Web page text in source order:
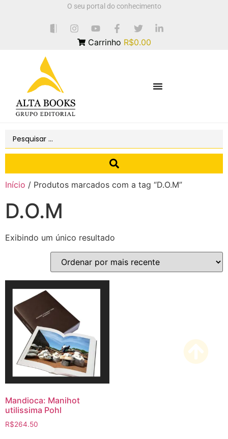
O seu portal do conhecimento
Carrinho R$0.00
Início / Produtos marcados com a tag “D.O.M”
D.O.M
Exibindo um único resultado
Mandioca: Manihot
utilissima Pohl
R$264.50